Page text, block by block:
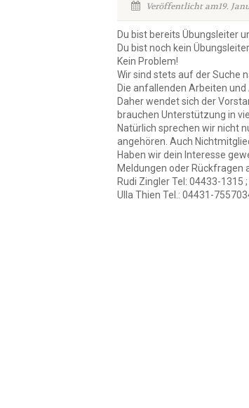
Veröffentlicht am19.
Du bist bereits Übungsleiter
Du bist noch kein
Kein Problem!
Wir sind stets auf der Suche
Die anfallenden Arbeiten
Daher wendet sich der
brauchen Unterstützung in
Natürlich sprechen wir nicht
angehören. Auch
Haben wir dein Interesse
Meldungen oder Rückfragen
Rudi Zingler Tel: 04433-1315
Ulla Thien Tel.: 04431-